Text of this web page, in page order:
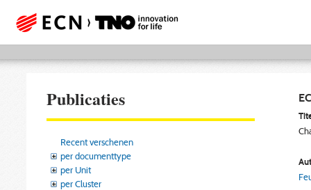
Publicaties
Recent verschenen
per documenttype
per Unit
per Cluster